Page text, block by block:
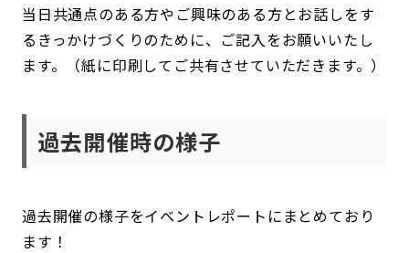
当日共通点のある方やご興味のある方とお話しをす
るきっかけづくりのために、ご記入をお願いいたし
ます。（紙に印刷してご共有させていただきます。）
過去開催時の様子
過去開催の様子をイベントレポートにまとめており
ます！